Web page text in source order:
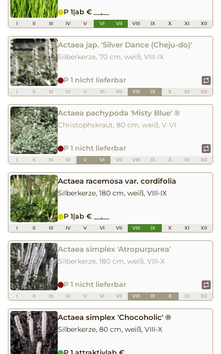
P 1|ab € __,__
I II III IV V VI VII VIII IX X XI XII
Actaea jap. 'Silver Dance (Cheju-do)'
Silberkerze, 70 cm, weiß, VIII-IX
P 1 nicht lieferbar
I II III IV V VI VII VIII IX X XI XII
Actaea pachypoda 'Misty Blue' ®
Christophskraut, 80 cm, weiß, V-VI
P 1 nicht lieferbar
I II III IV V VI VII VIII IX X XI XII
Actaea racemosa var. cordifolia
Silberkerze, 180 cm, weiß, VIII-IX
P 1|ab € __,__
I II III IV V VI VII VIII IX X XI XII
Actaea simplex 'Atropurpurea'
Silberkerze, 180 cm, weiß, VIII-X
P 1 nicht lieferbar
I II III IV V VI VII VIII IX X XI XII
Actaea simplex 'Chocoholic' ®
Silberkerze, 80 cm, weiß, VIII-X